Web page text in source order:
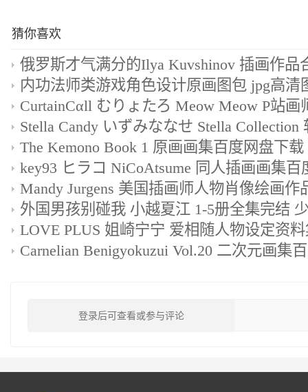
猜你喜欢
内功法师类游戏角色设计原画图包 jpg高清
The Kemono Book 1 原画画集百度网盘下载
key93 ヒラコ NiCoAtsume 同人插画画集百
外国男孩别碰我 小越夏江 1-5册全集完结
Carnelian Benigyokuzui Vol.20 二次元画集
登录后可查看或参与评论